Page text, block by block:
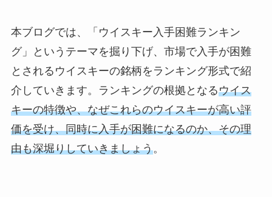
本ブログでは、「ウイスキー入手困難ランキン
グ」というテーマを掘り下げ、市場で入手が困難
とされるウイスキーの銘柄をランキング形式で紹
介していきます。ランキングの根拠となるウイス
キーの特徴や、なぜこれらのウイスキーが高い評
価を受け、同時に入手が困難になるのか、その理
由も深堀りしていきましょう。